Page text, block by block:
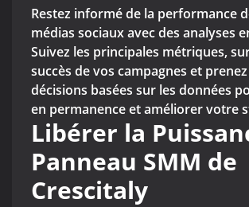
Restez informé de la performance
médias sociaux avec des analyses
Suivez les principales métriques,
succès de vos campagnes et
décisions basées sur les données
en permanence et améliorer votre
Libérer la
Panneau SMM de
Crescitaly